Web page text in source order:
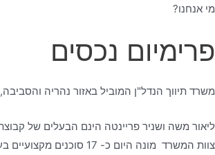
מי אנחנו?
פרימיום נכסים
משרד תיווך הנדל"ן המוביל באזור נהריה
ליאור משה ושניר פריינטה הינם הבעלים של
צוות המשרד מונה היום כ- 17 סוכנים מקצועיים בעלי רישיון תיווך מטעם משרד המשפטים, אשר עובדים לפי כל כללי האתיקה המקצועית- ביושר, בהגינות ובשקיפות מלאה, כאשר הלקוח עומד לנגד עיניהם.